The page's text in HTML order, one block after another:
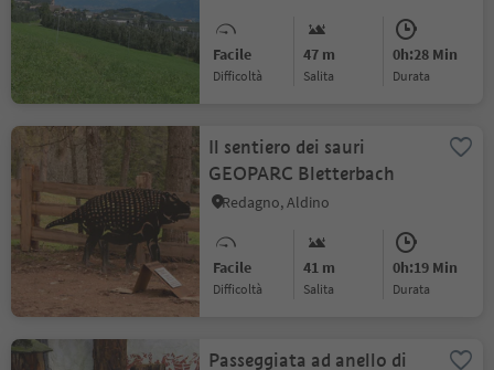
Facile
Difficoltà
47 m
Salita
0h:28 Min
durata
Il sentiero dei sauri
GEOPARC Bletterbach
Redagno, Aldino
Facile
Difficoltà
41 m
Salita
0h:19 Min
durata
Passeggiata ad anello di